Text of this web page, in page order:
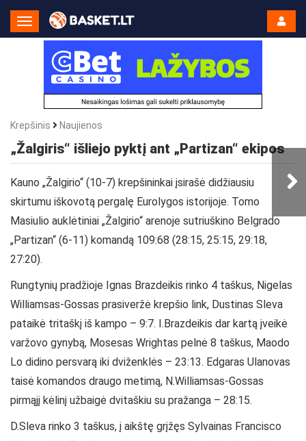
Toggle
Navigation
Krepšinis Naujienos
„Žalgiris“ išliejo pyktį ant „Partizan“ ekipos
Kauno „Žalgirio“ (10-7) krepšininkai įsirašė didžiausiu
skirtumu iškovotą pergalę Eurolygos istorijoje. Tomo
Masiulio auklėtiniai „Žalgirio“ arenoje sutriuškino Belgrado
„Partizan“ (6-11) komandą 109:68 (28:15, 25:15, 29:18,
27:20).
Rungtynių pradžioje Ignas Brazdeikis rinko 4 taškus, Nigelas
Williamsas-Gossas prasiveržė krepšio link, Dustinas Sleva
pataikė tritaškį iš kampo – 9:7. I.Brazdeikis dar kartą įveikė
varžovo gynybą, Mosesas Wrightas pelnė 8 taškus, Maodo
Lo didino persvarą iki dviženklės – 23:13. Edgaras Ulanovas
taisė komandos draugo metimą, N.Williamsas-Gossas
pirmąjį kėlinį užbaigė dvitaškiu su pražanga – 28:15.
D.Sleva rinko 3 taškus, į aikštę grįžęs Sylvainas Francisco